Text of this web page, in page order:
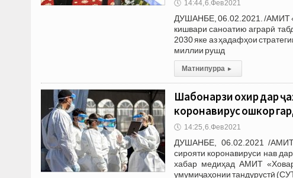
🕔 14:44, 6.Фев 2021
ДУШАНБЕ, 06.02.2021. /АМИТ
кишвари саноатию аграрӣ
2030 яке аз ҳадафҳои
миллии рушд
Матни пурра ▸
Шабонарӯзи охир дар
коронавирус ошкор
🕔 14:25, 6.Фев 2021
ДУШАНБЕ, 06.02.2021 /АМИТ
сирояти коронавируси нав
хабар медиҳад АМИТ
умумиҷаҳонии тандурустӣ